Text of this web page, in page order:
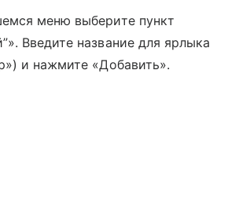
меню выберите пункт
Введите название для ярлыка
и нажмите «Добавить».